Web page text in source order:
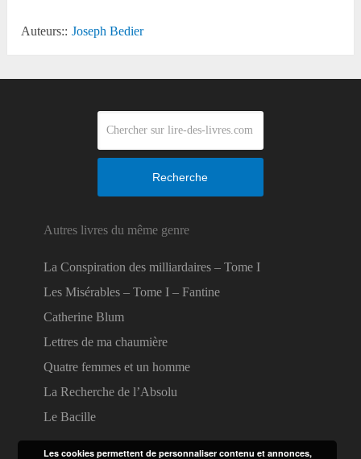
Auteurs:: Joseph Bedier
Recherche
Autres livres du même genre
La Conspiration des milliardaires – Tome I
Les Misérables – Tome I – Fantine
Catherine Blum
Lettres de ma chaumière
Quatre femmes et un homme
La Recherche de l’Absolu
Le Bacille
Les cookies permettent de personnaliser contenu et annonces,